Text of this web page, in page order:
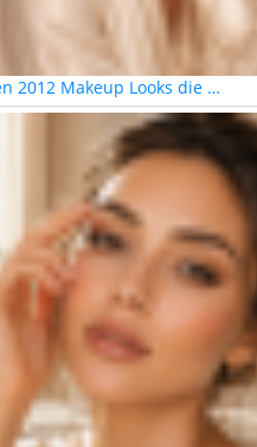
2012 Makeup Looks die …